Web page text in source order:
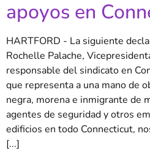
apoyos en
HARTFORD - La siguiente
Rochelle Palache,
responsable del sindicato en
que representa a una mano de
negra, morena e inmigrante de
agentes de seguridad y otros
edificios en todo Connecticut,
[...]